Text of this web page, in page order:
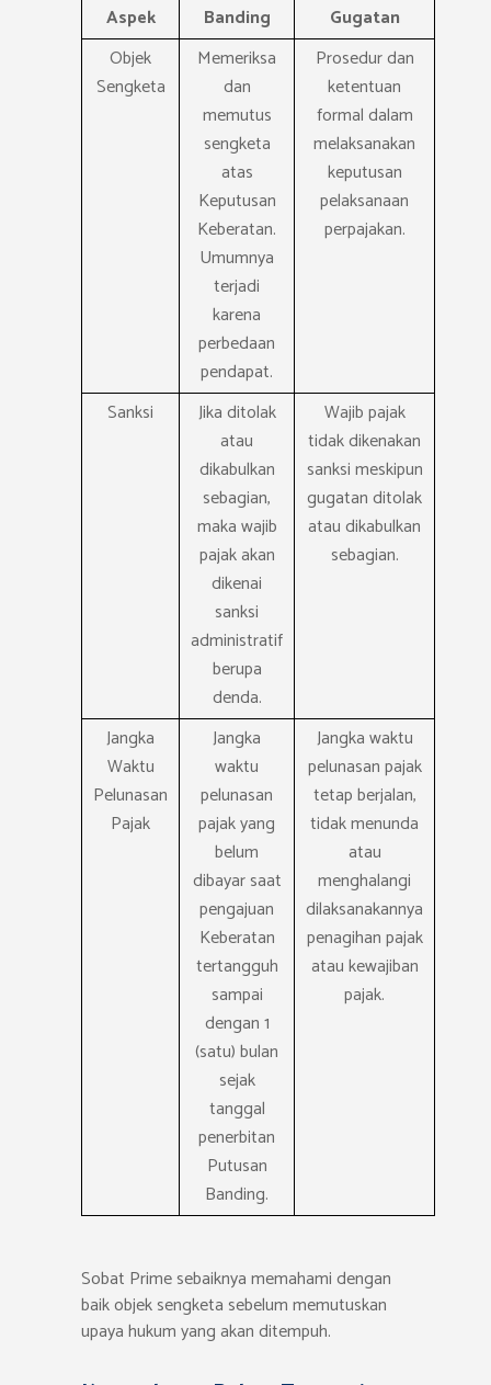
Aspek
Banding
Gugatan
Objek
Sengketa
Memeriksa
dan
memutus
sengketa
atas
Keputusan
Keberatan.
Umumnya
terjadi
karena
perbedaan
pendapat.
Prosedur dan
ketentuan
formal dalam
melaksanakan
keputusan
pelaksanaan
perpajakan.
Sanksi
Jika ditolak
atau
dikabulkan
sebagian,
maka wajib
pajak akan
dikenai
sanksi
administratif
berupa
denda.
Wajib pajak
tidak dikenakan
sanksi meskipun
gugatan ditolak
atau dikabulkan
sebagian.
Jangka
Waktu
Pelunasan
Pajak
Jangka
waktu
pelunasan
pajak yang
belum
dibayar saat
pengajuan
Keberatan
tertangguh
sampai
dengan 1
(satu) bulan
sejak
tanggal
penerbitan
Putusan
Banding.
Jangka waktu
pelunasan pajak
tetap berjalan,
tidak menunda
atau
menghalangi
dilaksanakannya
penagihan pajak
atau kewajiban
pajak.
Sobat Prime sebaiknya memahami dengan
baik objek sengketa sebelum memutuskan
upaya hukum yang akan ditempuh.